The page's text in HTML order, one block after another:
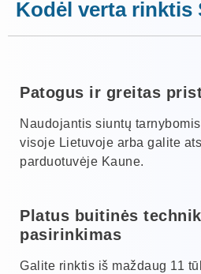
Kodėl verta rinktis
Patogus ir greitas
Naudojantis siuntų
visoje Lietuvoje arba galite
parduotuvėje Kaune.
Platus buitinės
pasirinkimas
Galite rinktis iš maždaug 11